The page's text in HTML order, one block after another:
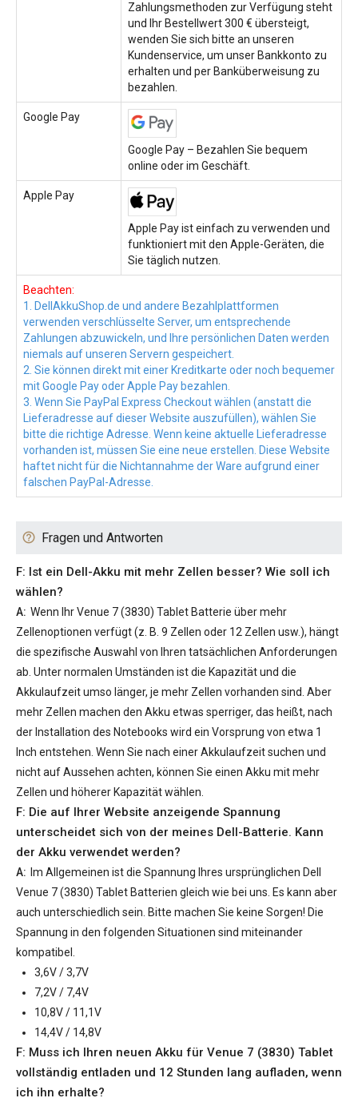
Zahlungsmethoden zur Verfügung steht
und Ihr Bestellwert 300 € übersteigt,
wenden Sie sich bitte an unseren
Kundenservice, um unser Bankkonto zu
erhalten und per Banküberweisung zu
bezahlen.
Google Pay
Google Pay – Bezahlen Sie bequem
online oder im Geschäft.
Apple Pay
Apple Pay ist einfach zu verwenden und
funktioniert mit den Apple-Geräten, die
Sie täglich nutzen.
Beachten:
1. DellAkkuShop.de und andere Bezahlplattformen
verwenden verschlüsselte Server, um entsprechende
Zahlungen abzuwickeln, und Ihre persönlichen Daten werden
niemals auf unseren Servern gespeichert.
2. Sie können direkt mit einer Kreditkarte oder noch bequemer
mit Google Pay oder Apple Pay bezahlen.
3. Wenn Sie PayPal Express Checkout wählen (anstatt die
Lieferadresse auf dieser Website auszufüllen), wählen Sie
bitte die richtige Adresse. Wenn keine aktuelle Lieferadresse
vorhanden ist, müssen Sie eine neue erstellen. Diese Website
haftet nicht für die Nichtannahme der Ware aufgrund einer
falschen PayPal-Adresse.
Fragen und Antworten
F: Ist ein Dell-Akku mit mehr Zellen besser? Wie soll ich
wählen?
A: Wenn IhrVenue 7 (3830) Tablet Batterie über mehr
Zellenoptionen verfügt (z. B. 9 Zellen oder 12 Zellen usw.), hängt
die spezifische Auswahl von Ihren tatsächlichen Anforderungen
ab. Unter normalen Umständen ist die Kapazität und die
Akkulaufzeit umso länger, je mehr Zellen vorhanden sind. Aber
mehr Zellen machen den Akku etwas sperriger, das heißt, nach
der Installation des Notebooks wird ein Vorsprung von etwa 1
Inch entstehen. Wenn Sie nach einer Akkulaufzeit suchen und
nicht auf Aussehen achten, können Sie einen Akku mit mehr
Zellen und höherer Kapazität wählen.
F: Die auf Ihrer Website anzeigende Spannung
unterscheidet sich von der meines Dell-Batterie. Kann
der Akku verwendet werden?
A: Im Allgemeinen ist die Spannung Ihres ursprünglichen Dell
Venue 7 (3830) Tablet Batterien gleich wie bei uns. Es kann aber
auch unterschiedlich sein. Bitte machen Sie keine Sorgen! Die
Spannung in den folgenden Situationen sind miteinander
kompatibel.
3,6V / 3,7V
7,2V / 7,4V
10,8V / 11,1V
14,4V / 14,8V
F: Muss ich Ihren neuen Akku für Venue 7 (3830) Tablet
vollständig entladen und 12 Stunden lang aufladen, wenn
ich ihn erhalte?